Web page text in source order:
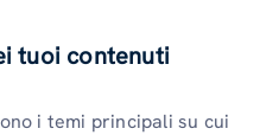
tuoi contenuti
i temi principali su cui